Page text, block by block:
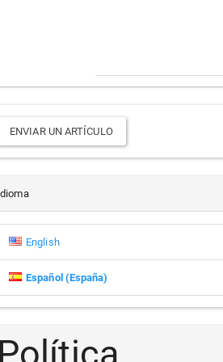
ENVIAR UN ARTÍCULO
English
Español (España)